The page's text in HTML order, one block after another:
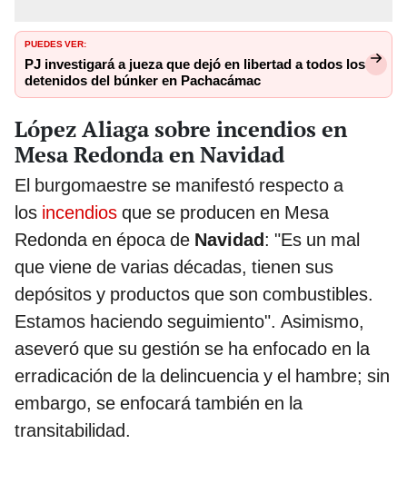
PUEDES VER:
PJ investigará a jueza que dejó en libertad a todos los
detenidos del búnker en Pachacámac
López Aliaga sobre incendios en
Mesa Redonda en Navidad
El burgomaestre se manifestó respecto a
los incendios que se producen en Mesa
Redonda en época de Navidad: "Es un mal
que viene de varias décadas, tienen sus
depósitos y productos que son combustibles.
Estamos haciendo seguimiento". Asimismo,
aseveró que su gestión se ha enfocado en la
erradicación de la delincuencia y el hambre; sin
embargo, se enfocará también en la
transitabilidad.